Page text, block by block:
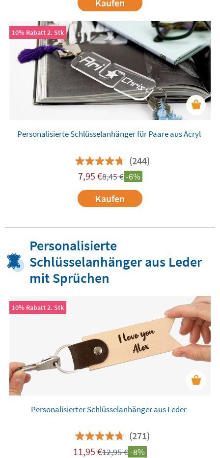
Kaufen
10% Rabatt 2. Stk
Personalisierte Schlüsselanhänger für Paare aus Acryl
(244)
7,95 €8,45€-6%
Kaufen
Personalisierte
Schlüsselanhänger aus Leder
mit Sprüchen
10% Rabatt 2. Stk
Personalisierter Schlüsselanhänger aus Leder
(271)
11,95 €12,95€-8%